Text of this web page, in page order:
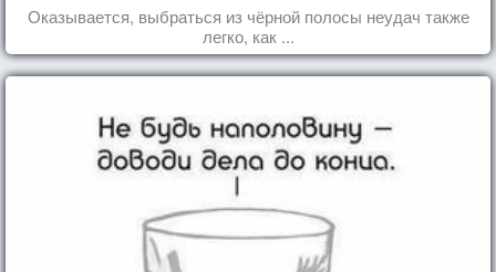
Оказывается, выбраться из чёрной полосы неудач также
легко, как ...